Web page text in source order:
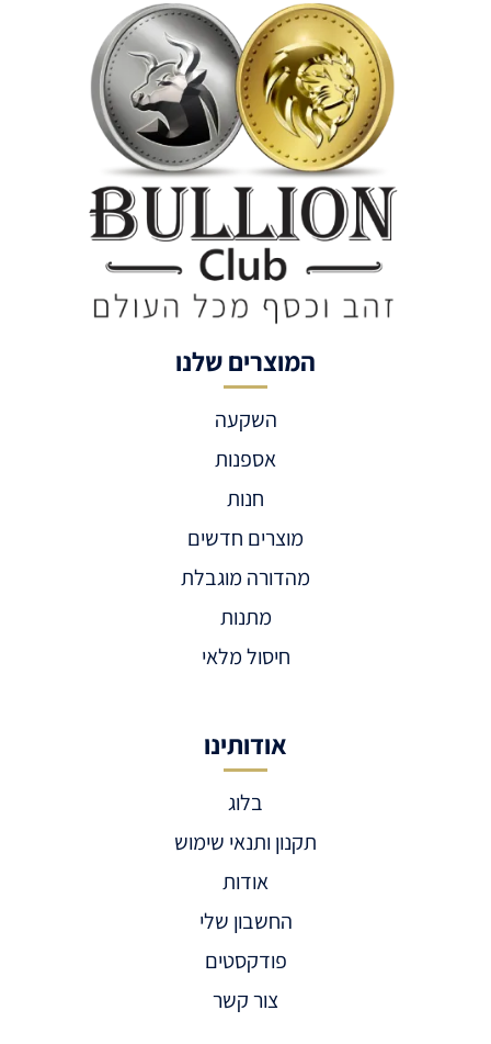
המוצרים שלנו
השקעה
אספנות
חנות
מוצרים חדשים
מהדורה מוגבלת
מתנות
חיסול מלאי
אודותינו
בלוג
תקנון ותנאי שימוש
אודות
החשבון שלי
פודקסטים
צור קשר